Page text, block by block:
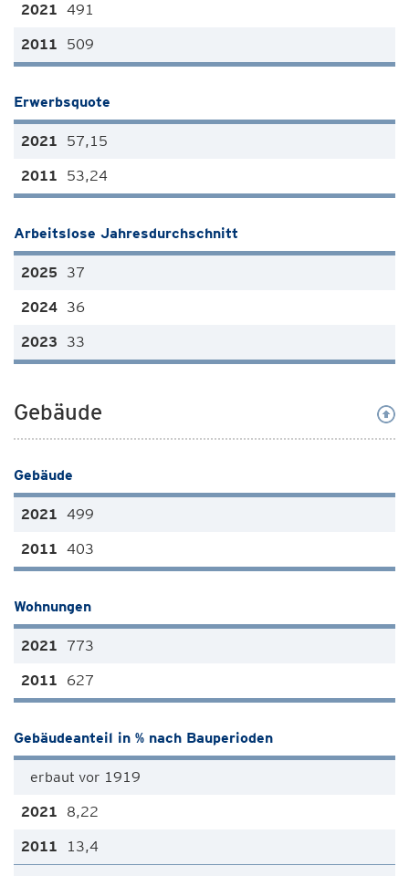
491
509
Erwerbsquote
57,15
53,24
Arbeitslose Jahresdurchschnitt
37
36
33
Gebäude
Gebäude
499
403
Wohnungen
773
627
Gebäudeanteil in % nach Bauperioden
erbaut vor 1919
8,22
13,4